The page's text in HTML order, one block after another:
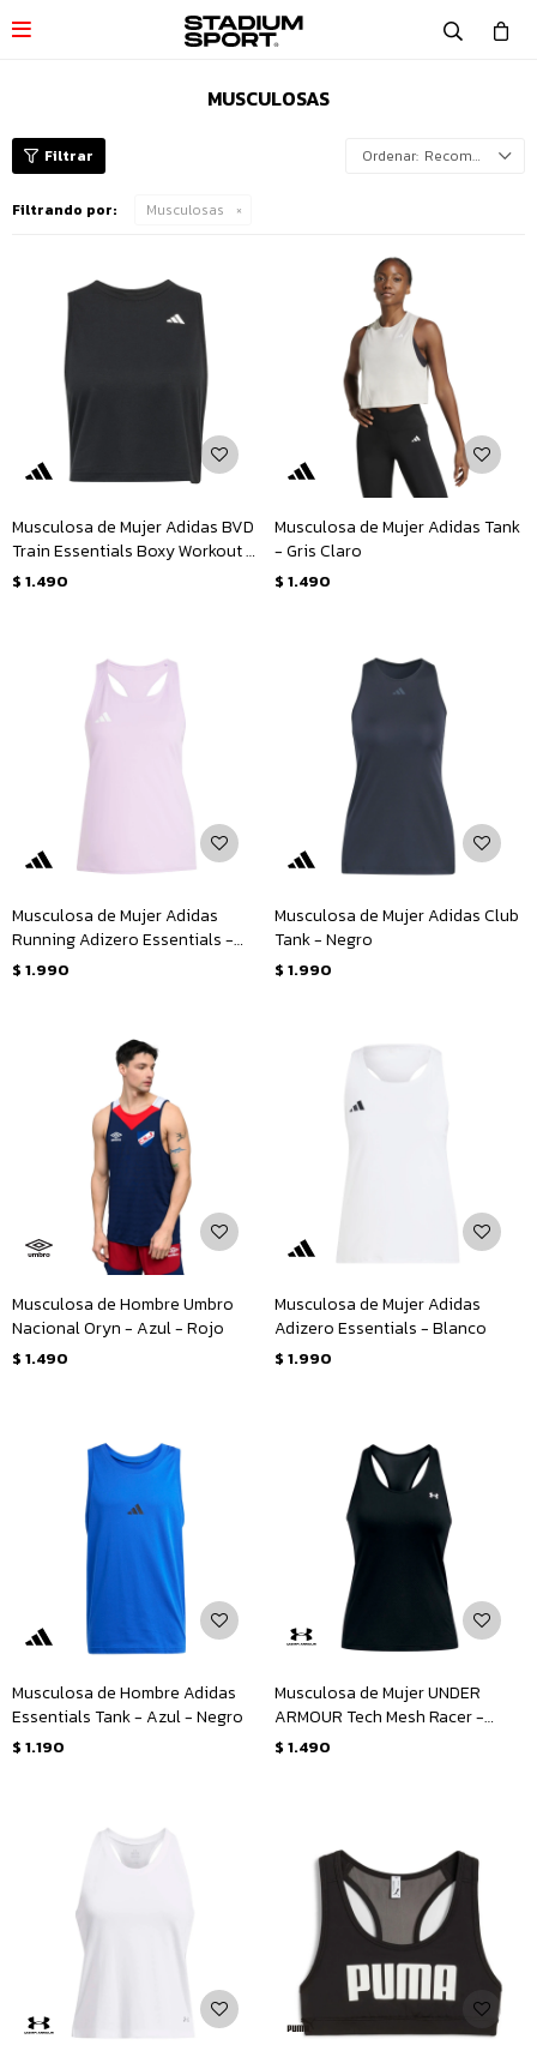

MUSCULOSAS
Recomendados
Filtrando por: Musculosas
Musculosa de Mujer Adidas BVD
Train Essentials Boxy Workout -
Negro
$ 1.490
Musculosa de Mujer Adidas Tank
- Gris Claro
$ 1.490
Musculosa de Mujer Adidas
Running Adizero Essentials -
Lila
$ 1.990
Musculosa de Mujer Adidas Club
Tank - Negro
$ 1.990
Musculosa de Hombre Umbro
Nacional Oryn - Azul - Rojo
$ 1.490
Musculosa de Mujer Adidas
Adizero Essentials - Blanco
$ 1.990
Musculosa de Hombre Adidas
Essentials Tank - Azul - Negro
$ 1.190
Musculosa de Mujer UNDER
ARMOUR Tech Mesh Racer -
Negro
$ 1.490